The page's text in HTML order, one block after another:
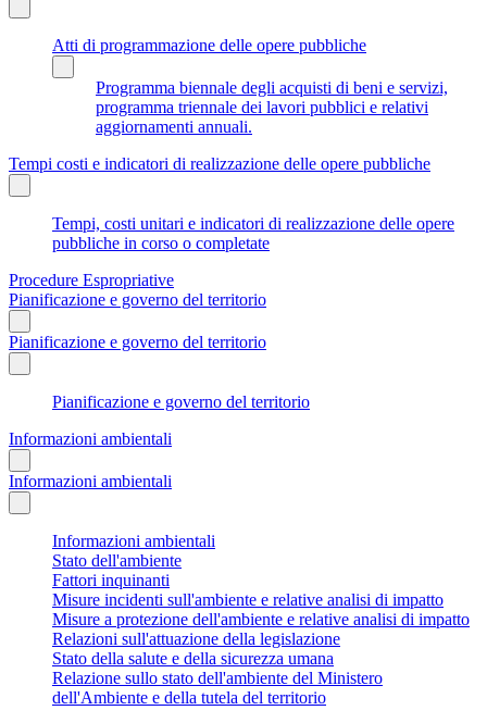
Atti di programmazione delle opere pubbliche
Programma biennale degli acquisti di beni e servizi,
programma triennale dei lavori pubblici e relativi
aggiornamenti annuali.
Tempi costi e indicatori di realizzazione delle opere pubbliche
Tempi, costi unitari e indicatori di realizzazione delle opere
pubbliche in corso o completate
Procedure Espropriative
Pianificazione e governo del territorio
Pianificazione e governo del territorio
Pianificazione e governo del territorio
Informazioni ambientali
Informazioni ambientali
Informazioni ambientali
Stato dell'ambiente
Fattori inquinanti
Misure incidenti sull'ambiente e relative analisi di impatto
Misure a protezione dell'ambiente e relative analisi di impatto
Relazioni sull'attuazione della legislazione
Stato della salute e della sicurezza umana
Relazione sullo stato dell'ambiente del Ministero
dell'Ambiente e della tutela del territorio